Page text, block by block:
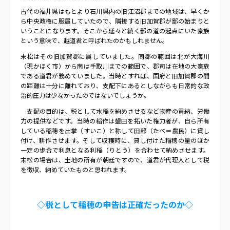
古代の福井県はもとより石川県内の旧江沼郡までの地域は、早くか
ら中央政権に服属していたので、隣接する旧加賀郡が鄙の始まりと
いうことになります。そこから延々と続く鄙の道の起点にいた豪族
という意味で、越道君と呼ばれたのかもしれません。
末松はその旧加賀郡に属していました。同郡の範囲は北が大海川
（現かほく市）から南は手取川までの範囲で、郡司は在地の大豪族
である道君が務めていました。当時とすれば、国府と旧加賀郡の間
の距離は十分に離れており、支配下にあるとしながらも日常的な政
治的圧力は少なかったのではないでしょうか。
支配の目的は、税として水稲を納めさせるなど物産の貢納、労働
力の提供などです。当時の稲作は墾田を拓いた権力者が、自ら所有
している稲穂を出挙（すいこ）と称して田部（たべ＝農民）に貸し
付け、耕作させます。そして収穫時に、貸し付けた稲穂の量のほか
一定の歩合で利息となる利稲（りとう）を合わせて納めさせます。
末松の場合は、土地の所有が朝廷ですので、道君が代理人として税
を徴収、納めていたものと思われます。
◇税として稲穂の申告は正確だったのか◇